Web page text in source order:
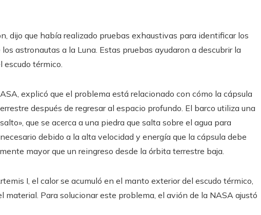
dijo que había realizado pruebas exhaustivas para identificar los
astronautas a la Luna. Estas pruebas ayudaron a descubrir la
escudo térmico.
explicó que el problema está relacionado con cómo la cápsula
después de regresar al espacio profundo. El barco utiliza una
que se acerca a una piedra que salta sobre el agua para
debido a la alta velocidad y energía que la cápsula debe
mayor que un reingreso desde la órbita terrestre baja.
I, el calor se acumuló en el manto exterior del escudo térmico,
material. Para solucionar este problema, el avión de la NASA ajustó